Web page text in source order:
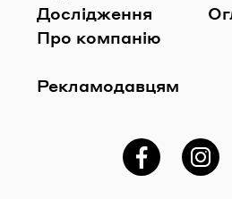
Дослідження
Про компанію
Рекламодавцям
Фейсбук